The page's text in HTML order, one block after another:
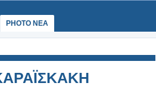
PHOTO NEA